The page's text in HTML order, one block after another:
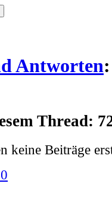
Antworten:
Thread:
keine Beiträge